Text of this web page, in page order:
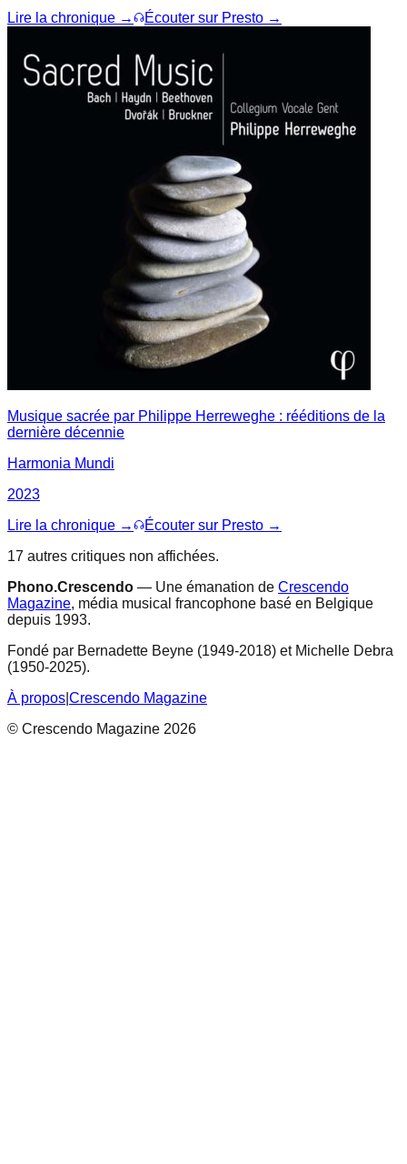
Lire la chronique →
Écouter sur Presto →
Musique sacrée par Philippe Herreweghe : rééditions de la
dernière décennie
Harmonia Mundi
2023
Lire la chronique →
Écouter sur Presto →
17 autres critiques non affichées.
Phono.Crescendo — Une émanation de Crescendo
Magazine, média musical francophone basé en Belgique
depuis 1993.
Fondé par Bernadette Beyne (1949-2018) et Michelle Debra
(1950-2025).
À propos Crescendo Magazine
© Crescendo Magazine 2026